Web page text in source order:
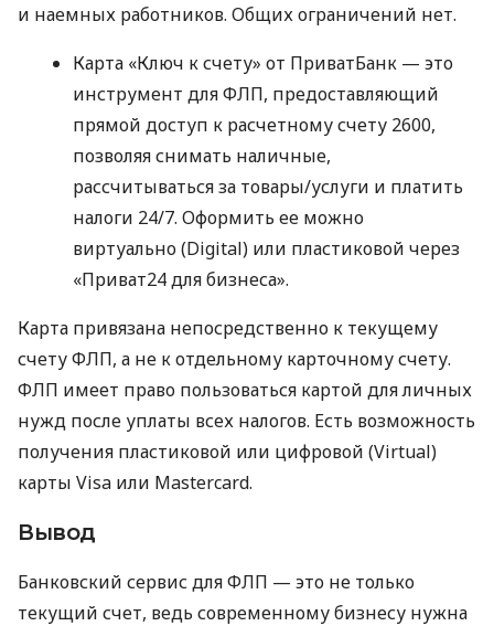
и наемных работников. Общих ограничений нет.
Карта «Ключ к счету» от ПриватБанк — это
инструмент для ФЛП, предоставляющий
прямой доступ к расчетному счету 2600,
позволяя снимать наличные,
рассчитываться за товары/услуги и платить
налоги 24/7. Оформить ее можно
виртуально (Digital) или пластиковой через
«Приват24 для бизнеса».
Карта привязана непосредственно к текущему
счету ФЛП, а не к отдельному карточному счету.
ФЛП имеет право пользоваться картой для личных
нужд после уплаты всех налогов. Есть возможность
получения пластиковой или цифровой (Virtual)
карты Visa или Mastercard.
Вывод
Банковский сервис для ФЛП — это не только
текущий счет, ведь современному бизнесу нужна